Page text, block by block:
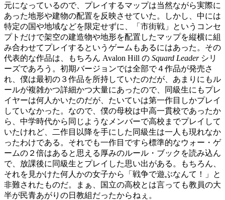
元になっているので、プレイするマップは当然ながら実際に
あった地形や建物の配置を反映させていた。しかし、中には
特定の国や地域などを限定せずに、「市街戦」というコンセ
プトだけで架空の建造物や地形を配置したマップを縦横に組
み合わせてプレイするというゲームもあるにはあった。その
代表的な作品は、もちろん Avalon Hill の Squard Leaderシリ
ーズであろう。初期バージョンでは全部で４作品が発売さ
れ、僕は最初の３作品を所持していたのだが、あまりにもル
ールが複雑かつ詳細かつ大量にあったので、同級生にもプレ
イヤーは何人かいたのだが、たいていは第一作目しかプレイ
していなかった。なので、僕の母校は中高一貫校であったか
ら、中学時代から同じようなメンバーで高校までプレイして
いたけれど、二作目以降を手にした同級生は一人も現れなか
ったわけである。それでも一作目ですら標準的なウォー・ゲ
ームの２倍はあると思える厚みのルール・ブックを読み込ん
で、放課後に同級生とプレイした思い出がある。もちろん、
それを見かけた何人かの女子から「戦争で遊ぶなんて！」と
非難されたものだ。まぁ、国立の高校とは言っても教員の大
半が民青あがりの日教組だったからねぇ。